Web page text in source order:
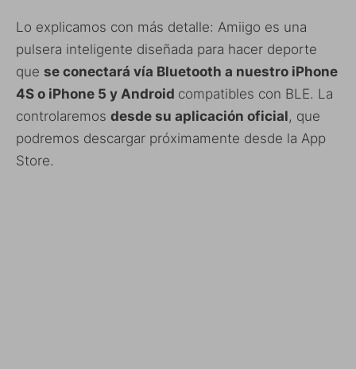
Lo explicamos con más detalle: Amiigo es una
pulsera inteligente diseñada para hacer deporte
que se conectará vía Bluetooth a nuestro iPhone
4S o iPhone 5 y Android compatibles con BLE. La
controlaremos desde su aplicación oficial, que
podremos descargar próximamente desde la App
Store.